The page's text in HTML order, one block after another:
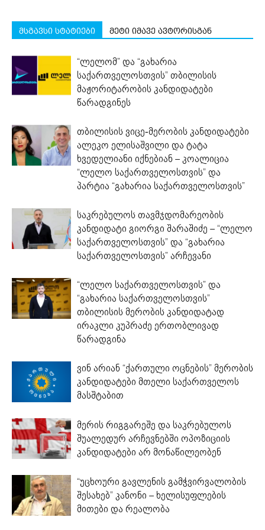
მსგავსი სტატიები მეტი იმავე ავტორისგან
“ლელომ” და “გახარია
საქართველოსთვის” თბილისის
მაჟორიტარობის კანდიდატები
წარადგინეს
თბილისის ვიცე-მერობის კანდიდატები
ალეკო ელისაშვილი და ტატა
ხვედელიანი იქნებიან – კოალიცია
“ლელო საქართველოსთვის” და
პარტია “გახარია საქართველოსთვის”
საკრებულოს თავმჯდომარეობის
კანდიდატი გიორგი შარაშიძე – “ლელო
საქართველოსთვის” და “გახარია
საქართველოსთვის” არჩევანი
“ლელო საქართველოსთვის” და
“გახარია საქართველოსთვის”
თბილისის მერობის კანდიდატად
ირაკლი კუპრაძე ერთობლივად
წარადგინა
ვინ არიან “ქართული ოცნების” მერობის
კანდიდატები მთელი საქართველოს
მასშტაბით
მერის რიგგარეშე და საკრებულოს
შუალედურ არჩევნებში ოპოზიციის
კანდიდატები არ მონაწილეობენ
“უცხოური გავლენის გამჭვირვალობის
შესახებ” კანონი – ხელისუფლების
მითები და რეალობა